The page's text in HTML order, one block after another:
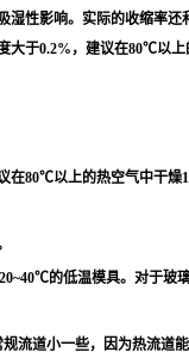
性影响。实际的收缩率
大于0.2%，建议在80℃以
在80℃以上的热空气中干燥
的低温模具。对于玻
流道小一些，因为热流道